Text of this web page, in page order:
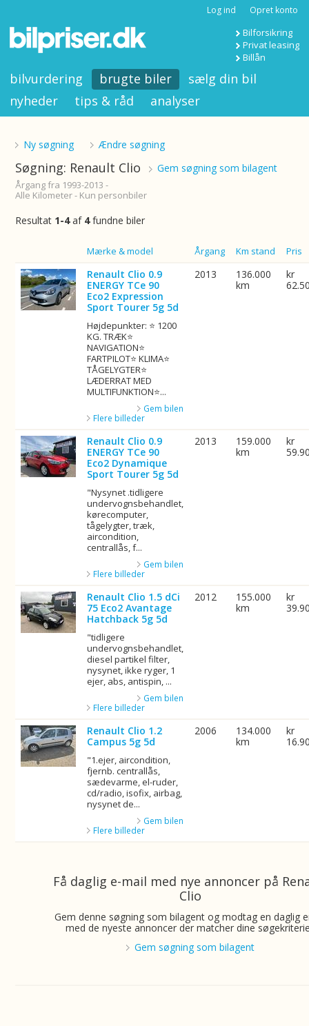
Log ind Opret konto
Bilforsikring
Privat leasing
Billån
bilvurdering brugte biler
sælg din bil
nyheder
tips & råd analyser
Ny søgning Ændre søgning
Søgning: Renault Clio Gem søgning som bilagent
Årgang fra 1993-2013 -
Alle Kilometer - Kun personbiler
Resultat 1-4af 4fundne biler
Mærke & model Årgang Km stand Pris
Renault Clio 0.9
ENERGY TCe 90
Eco2 Expression
Sport Tourer 5g 5d
Højdepunkter: ⭐ 1200
KG. TRÆK⭐
NAVIGATION⭐
FARTPILOT⭐ KLIMA⭐
TÅGELYGTER⭐
LÆDERRAT MED
MULTIFUNKTION⭐...
Gem bilen
Flere billeder
2013
136.000
km
kr
Renault Clio 0.9
ENERGY TCe 90
Eco2 Dynamique
Sport Tourer 5g 5d
"Nysynet .tidligere
undervognsbehandlet,
kørecomputer,
tågelygter, træk,
aircondition,
centrallås, f...
Gem bilen
Flere billeder
2013
159.000
km
kr
Renault Clio 1.5 dCi
75 Eco2 Avantage
Hatchback 5g 5d
"tidligere
undervognsbehandlet,
diesel partikel filter,
nysynet, ikke ryger, 1
ejer, abs, antispin, ...
Gem bilen
Flere billeder
2012
155.000
km
kr
Renault Clio 1.2
Campus 5g 5d
"1.ejer, aircondition,
fjernb. centrallås,
sædevarme, el-ruder,
cd/radio, isofix, airbag,
nysynet de...
Gem bilen
Flere billeder
2006
134.000
km
kr
Få daglig e-mail med nye annoncer på
Clio
Gem denne søgning som bilagent og modtag en daglig
med de nyeste annoncer der matcher dine
Gem søgning som bilagent